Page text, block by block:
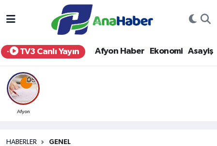
TV3 Canlı Yayın Afyon Haber Ekonomi Asayiş
Afyon
HABERLER GENEL
Yurt Haber
Afyon Haber
Ekonomi
Siyaset
Afyonkarahisar Nöbetçi Eczaneler
Afyonkarahisar Hava Durumu
Afyonkarahisar Namaz Vakitleri
Afyonkarahisar Trafik Yoğunluk Haritası